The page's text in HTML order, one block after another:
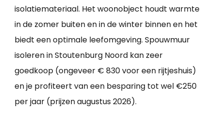
isolatiemateriaal. Het woonobject houdt warmte
in de zomer buiten en in de winter binnen en het
biedt een optimale leefomgeving. Spouwmuur
isoleren in Stoutenburg Noord kan zeer
goedkoop (ongeveer € 830 voor een rijtjeshuis)
en je profiteert van een besparing tot wel €250
per jaar (prijzen augustus 2026).